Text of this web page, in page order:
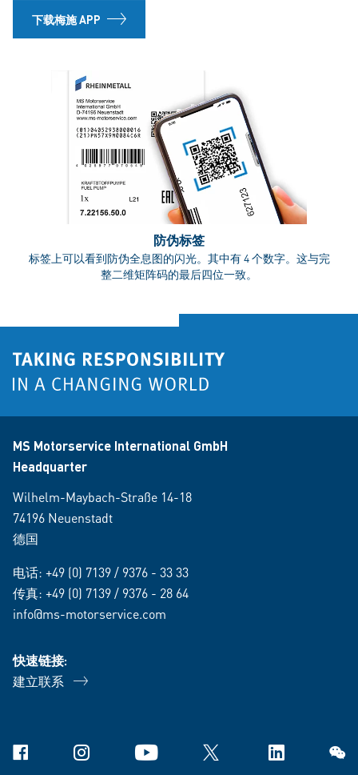
下载梅施 APP
防伪标签
标签上可以看到防伪全息图的闪光。其中有 4 个数字。这与完
整二维矩阵码的最后四位一致。
MS Motorservice International GmbH
Headquarter
Wilhelm-Maybach-Straße 14-18
74196 Neuenstadt
德国
电话: +49 (0) 7139 / 9376 - 33 33
传真: +49 (0) 7139 / 9376 - 28 64
info@ms-motorservice.com
快速链接:
建立联系
Facebook Instagram YouTube X Linkedin 微信